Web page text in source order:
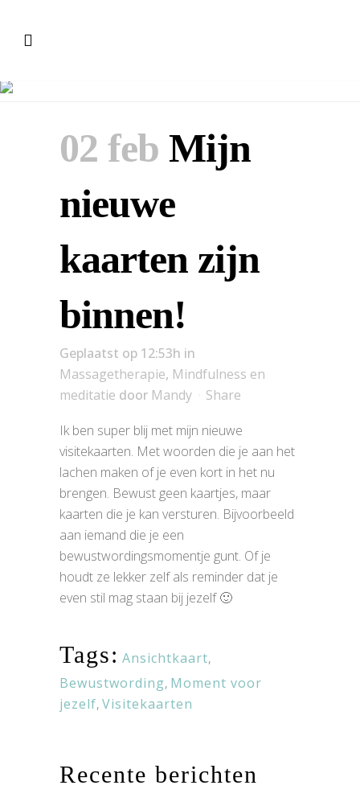
02 feb Mijn
nieuwe
kaarten zijn
binnen!
Geplaatst op 12:53h in
Massagetherapie, Mindfulness en
meditatie door Mandy
Share
Ik ben super blij met mijn nieuwe
visitekaarten. Met woorden die je aan het
lachen maken of je even kort in het nu
brengen. Bewust geen kaartjes, maar
kaarten die je kan versturen. Bijvoorbeeld
aan iemand die je een
bewustwordingsmomentje gunt. Of je
houdt ze lekker zelf als reminder dat je
even stil mag staan bij jezelf 🙂
Tags: Ansichtkaart,
Bewustwording, Moment voor
jezelf,Visitekaarten
Recente berichten